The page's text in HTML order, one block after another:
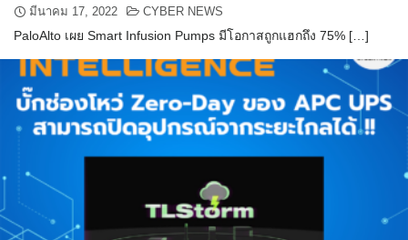
มีนาคม 17, 2022 CYBER NEWS
PaloAlto เผย Smart Infusion Pumps มีโอกาสถูกแฮกถึง 75% […]